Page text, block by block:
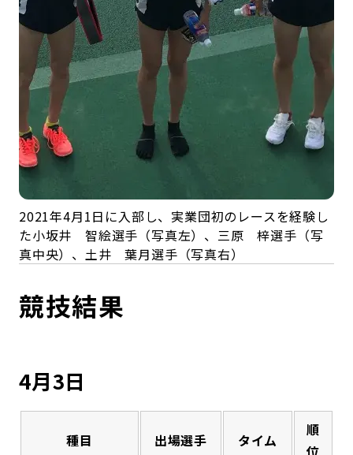
2021年4月1日に入部し、実業団初のレースを経験し
た小坂井 智絵選手（写真左）、三原 梓選手（写
真中央）、土井 葉月選手（写真右）
競技結果
4月3日
種目 出場選手 タイム
順
位